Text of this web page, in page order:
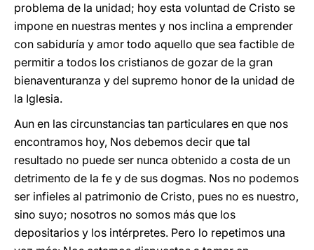
problema de la unidad; hoy esta voluntad de Cristo se
impone en nuestras mentes y nos inclina a emprender
con sabiduría y amor todo aquello que sea factible de
permitir a todos los cristianos de gozar de la gran
bienaventuranza y del supremo honor de la unidad de
la Iglesia.
Aun en las circunstancias tan particulares en que nos
encontramos hoy, Nos debemos decir que tal
resultado no puede ser nunca obtenido a costa de un
detrimento de la fe y de sus dogmas. Nos no podemos
ser infieles al patrimonio de Cristo, pues no es nuestro,
sino suyo; nosotros no somos más que los
depositarios y los intérpretes. Pero lo repetimos una